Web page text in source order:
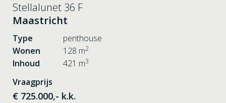
Stellalunet 36 F
Maastricht
Type
penthouse
Wonen
128 m2
Inhoud 421 m3
Vraagprijs
€ 725.000,- k.k.